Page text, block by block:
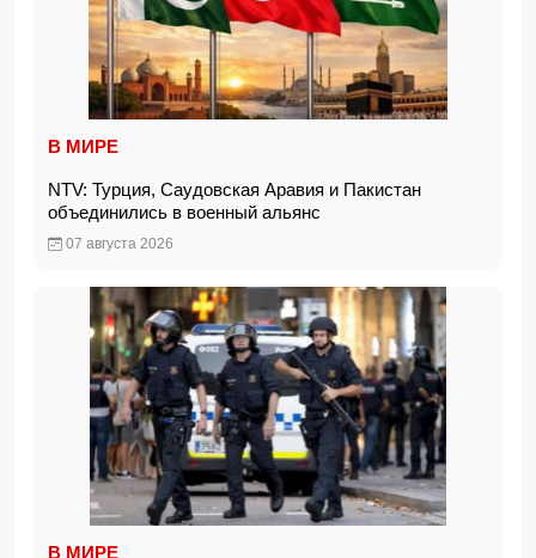
В МИРЕ
NTV: Турция, Саудовская Аравия и Пакистан
объединились в военный альянс
07 августа 2026
В МИРЕ